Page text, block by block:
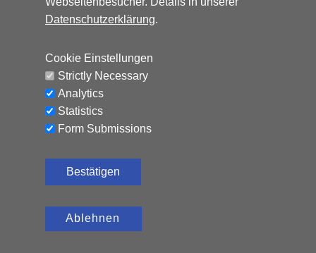
Auto Hemmerle GmbH · Wasserburger
Landstraße 137-141 · 81827 München
info@autohemmerle.de
AGB
© 2024 Auto Hemmerle GmbH.
Datenschutzerklärung.
Cookie Einstellungen
Strictly Necessary
Analytics
Statistics
Form Submissions
Bestätigen
Ablehnen